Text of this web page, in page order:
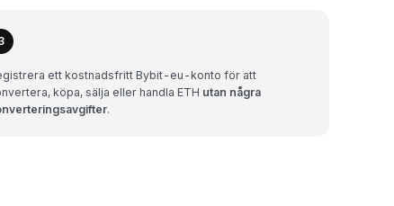
ett kostnadsfritt Bybit-eu-konto för att
köpa, sälja eller handla ETH utan några
.